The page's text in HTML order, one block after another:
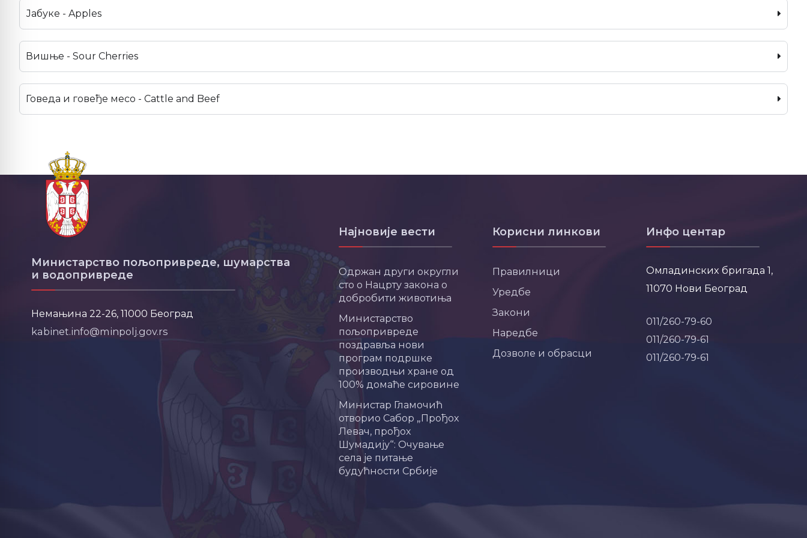
Јабуке - Apples
Вишње - Sour Cherries
Говеда и говеђе месо - Cattle and Beef
Министарство пољопривреде, шумарства
и водопривреде
Немањина 22-26, 11000 Београд
kabinet.info@minpolj.gov.rs
Најновије вести
Одржан други округли
сто о Нацрту закона о
добробити животиња
Министарство
пољопривреде
поздравља нови
програм подршке
производњи хране од
100% домаће сировине
Министар Гламочић
отворио Сабор „Прођох
Левач, прођох
Шумадију“: Очување
села је питање
будућности Србије
Корисни линкови
Правилници
Уредбе
Закони
Наредбе
Дозволе и обрасци
Инфо центар
Омладинских бригада 1,
11070 Нови Београд
011/260-79-60
011/260-79-61
011/260-79-61